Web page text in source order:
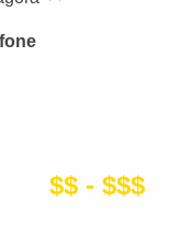
$$ - $$$